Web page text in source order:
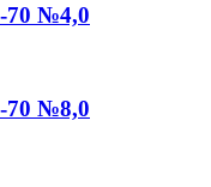
70 №4,0
70 №8,0